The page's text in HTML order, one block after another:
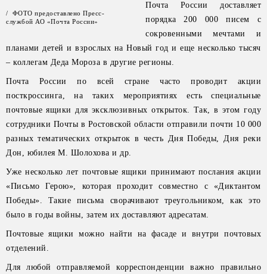
/ ФОТО предоставлено Пресс-
службой АО «Почта России»
Почта России доставляет
порядка 200 000 писем с
сокровенными мечтами и
планами детей и взрослых на Новый год и еще несколько тысяч
– коллегам Деда Мороза в другие регионы.
Почта России по всей стране часто проводит акции
посткроссинга, на таких мероприятиях есть специальные
почтовые ящики для эксклюзивных открыток. Так, в этом году
сотрудники Почты в Ростовской области отправили почти 10 000
разных тематических открыток в честь Дня Победы, Дня реки
Дон, юбилея М. Шолохова и др.
Уже несколько лет почтовые ящики принимают послания акции
«Письмо Герою», которая проходит совместно с «Диктантом
Победы». Такие письма сворачивают треугольником, как это
было в годы войны, затем их доставляют адресатам.
Почтовые ящики можно найти на фасаде и внутри почтовых
отделений.
Для любой отправляемой корреспонденции важно правильно